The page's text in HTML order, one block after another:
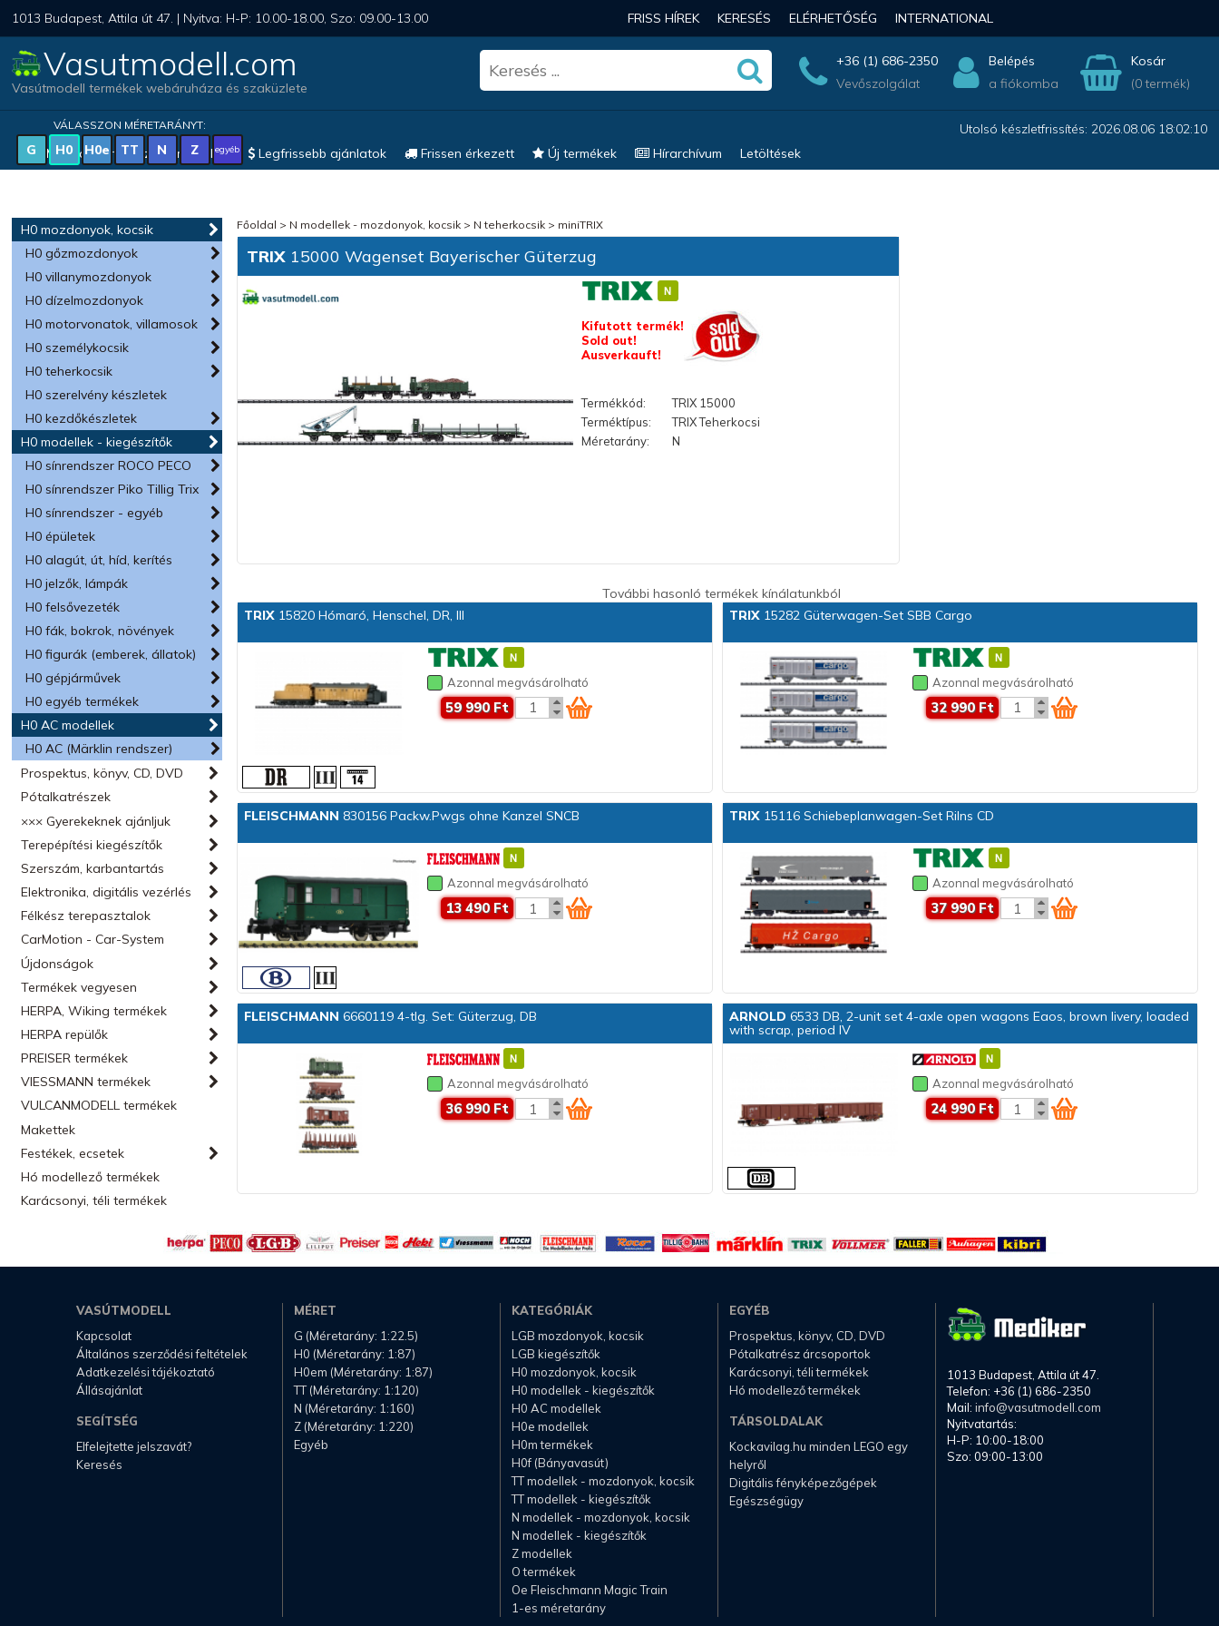
1013 Budapest, Attila út 47. | Nyitva: H-P: 10.00-18.00, Szo: 09.00-13.00 FRISS HÍREK KERESÉS ELÉRHETŐSÉG INTERNATIONAL
Vasutmodell.com
Vasútmodell termékek webáruháza és szaküzlete
+36 (1) 686-2350
Vevőszolgálat
Belépés
a fiókomba
Kosár
(0 termék)
VÁLASSZON MÉRETARÁNYT:
G H0 H0e TT N Z egyéb
Utolsó készletfrissítés: 2026.08.06 18:02:10
Magyar vonatkozású modellek
Legfrissebb ajánlatok Frissen érkezett Új termékek Hírarchívum Letöltések
H0 mozdonyok, kocsik
H0 gőzmozdonyok
H0 villanymozdonyok
H0 dízelmozdonyok
H0 motorvonatok, villamosok
H0 személykocsik
H0 teherkocsik
H0 szerelvény készletek
H0 kezdőkészletek
H0 modellek - kiegészítők
H0 sínrendszer ROCO PECO
H0 sínrendszer Piko Tillig Trix
H0 sínrendszer - egyéb
H0 épületek
H0 alagút, út, híd, kerítés
H0 jelzők, lámpák
H0 felsővezeték
H0 fák, bokrok, növények
H0 figurák (emberek, állatok)
H0 gépjárművek
H0 egyéb termékek
H0 AC modellek
H0 AC (Märklin rendszer)
Prospektus, könyv, CD, DVD
Pótalkatrészek
××× Gyerekeknek ajánljuk
Terepépítési kiegészítők
Szerszám, karbantartás
Elektronika, digitális vezérlés
Félkész terepasztalok
CarMotion - Car-System
Újdonságok
Termékek vegyesen
HERPA, Wiking termékek
HERPA repülők
PREISER termékek
VIESSMANN termékek
VULCANMODELL termékek
Makettek
Festékek, ecsetek
Hó modellező termékek
Karácsonyi, téli termékek
Főoldal > N modellek - mozdonyok, kocsik > N teherkocsik > miniTRIX
TRIX 15000 Wagenset Bayerischer Güterzug
Kifutott termék!
Sold out!
Ausverkauft!
Termékkód:
TRIX 15000
Terméktípus:
TRIX Teherkocsi
Méretarány:
N
További hasonló termékek kínálatunkból
TRIX 15820 Hómaró, Henschel, DR, III
Azonnal megvásárolható
59 990 Ft
TRIX15282 Güterwagen-Set SBB Cargo
Azonnal megvásárolható
32 990 Ft
FLEISCHMANN 830156 Packw.Pwgs ohne Kanzel SNCB
Azonnal megvásárolható
13 490 Ft
TRIX15116 Schiebeplanwagen-Set Rilns CD
Azonnal megvásárolható
37 990 Ft
FLEISCHMANN 6660119 4-tlg. Set: Güterzug, DB
Azonnal megvásárolható
36 990 Ft
ARNOLD 6533 DB, 2-unit set 4-axle open wagons Eaos, brown livery, loaded
with scrap, period IV
Azonnal megvásárolható
24 990 Ft
VASÚTMODELL
Kapcsolat
Általános szerződési feltételek
Adatkezelési tájékoztató
Állásajánlat
SEGÍTSÉG
Elfelejtette jelszavát?
Keresés
MÉRET
G (Méretarány: 1:22.5)
H0 (Méretarány: 1:87)
H0em (Méretarány: 1:87)
TT (Méretarány: 1:120)
N (Méretarány: 1:160)
Z (Méretarány: 1:220)
Egyéb
KATEGÓRIÁK
LGB mozdonyok, kocsik
LGB kiegészítők
H0 mozdonyok, kocsik
H0 modellek - kiegészítők
H0 AC modellek
H0e modellek
H0m termékek
H0f (Bányavasút)
TT modellek - mozdonyok, kocsik
TT modellek - kiegészítők
N modellek - mozdonyok, kocsik
N modellek - kiegészítők
Z modellek
O termékek
Oe Fleischmann Magic Train
1-es méretarány
EGYÉB
Prospektus, könyv, CD, DVD
Pótalkatrész árcsoportok
Karácsonyi, téli termékek
Hó modellező termékek
TÁRSOLDALAK
Kockavilag.hu minden LEGO egy
helyről
Digitális fényképezőgépek
Egészségügy
1013 Budapest, Attila út 47.
Telefon: +36 (1) 686-2350
Mail: info@vasutmodell.com
Nyitvatartás:
H-P: 10:00-18:00
Szo: 09:00-13:00